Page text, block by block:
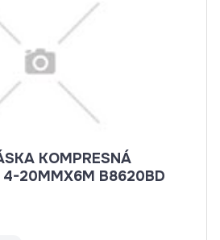
KOMPRESNÁ
4-20MMX6M B8620BD